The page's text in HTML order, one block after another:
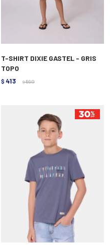
T-SHIRT DIXIE GASTEL - GRIS
TOPO
$ 413 $ 590